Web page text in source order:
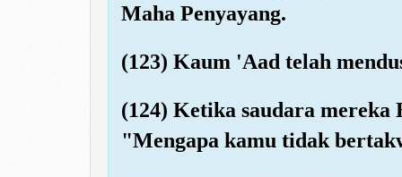
Maha Penyayang.
(123) Kaum 'Aad telah
(124) Ketika saudara
"Mengapa kamu tidak